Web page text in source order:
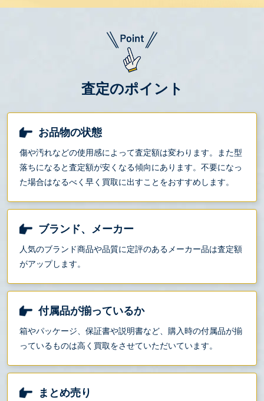
査定のポイント
お品物の状態
傷や汚れなどの使用感によって査定額は変わります。また型
落ちになると査定額が安くなる傾向にあります。不要になっ
た場合はなるべく早く買取に出すことをおすすめします。
ブランド、メーカー
人気のブランド商品や品質に定評のあるメーカー品は査定額
がアップします。
付属品が揃っているか
箱やパッケージ、保証書や説明書など、購入時の付属品が揃
っているものは高く買取をさせていただいています。
まとめ売り